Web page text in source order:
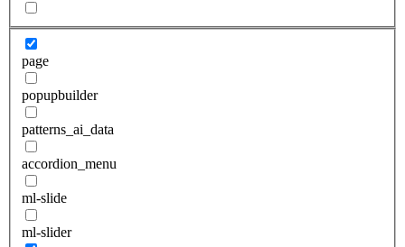
page
popupbuilder
patterns_ai_data
accordion_menu
ml-slide
ml-slider